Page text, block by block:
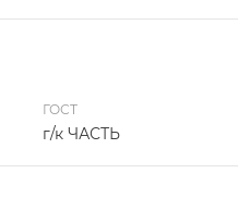
ГОСТ
г/к ЧАСТЬ